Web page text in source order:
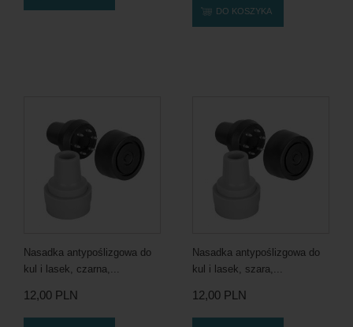
DO KOSZYKA
Nasadka antypoślizgowa do
kul i lasek, czarna,...
12,00 PLN
Nasadka antypoślizgowa do
kul i lasek, szara,...
12,00 PLN